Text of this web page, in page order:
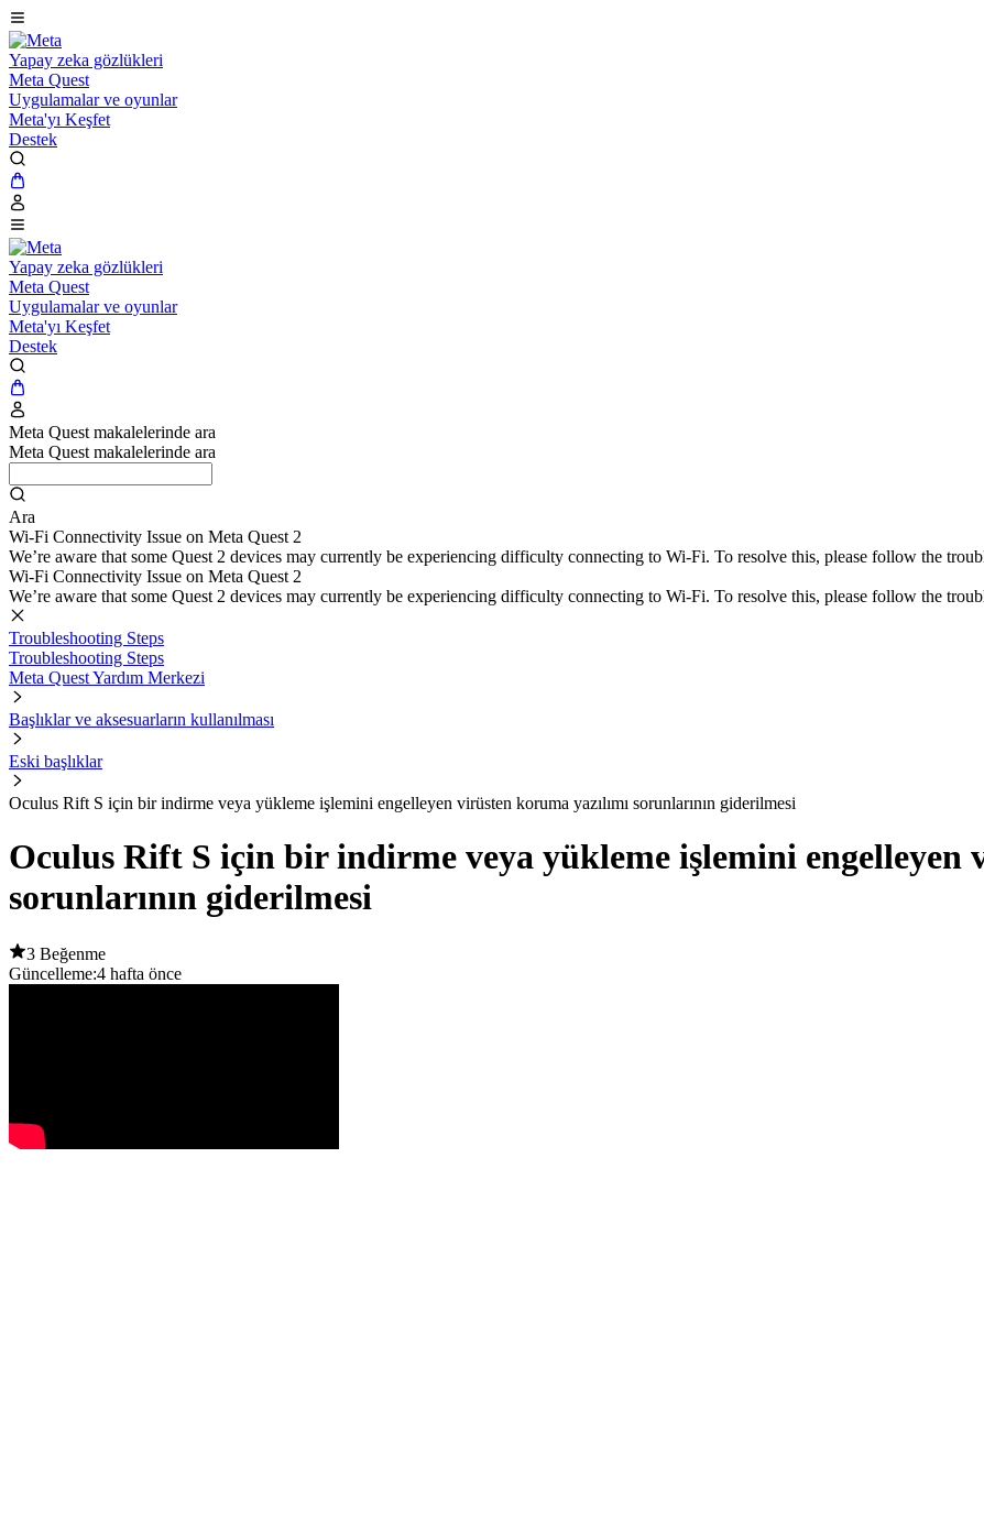
Yapay zeka gözlükleri
Meta Quest
Uygulamalar ve oyunlar
Meta'yı Keşfet
Destek
Yapay zeka gözlükleri
Meta Quest
Uygulamalar ve oyunlar
Meta'yı Keşfet
Destek
Meta Quest makalelerinde ara
Meta Quest makalelerinde ara
Ara
Wi-Fi Connectivity Issue on Meta Quest 2
We’re aware that some Quest 2 devices may currently be experiencing difficulty connecting to Wi-Fi. To resolve this, please follow the
Wi-Fi Connectivity Issue on Meta Quest 2
We’re aware that some Quest 2 devices may currently be experiencing difficulty connecting to Wi-Fi. To resolve this, please follow the
Troubleshooting Steps
Troubleshooting Steps
Meta Quest Yardım Merkezi
Başlıklar ve aksesuarların kullanılması
Eski başlıklar
Oculus Rift S için bir indirme veya yükleme işlemini engelleyen virüsten koruma yazılımı sorunlarının giderilmesi
Oculus Rift S için bir indirme veya yükleme işlemini engelleyen
sorunlarının giderilmesi
3 Beğenme
Güncelleme:4 hafta önce